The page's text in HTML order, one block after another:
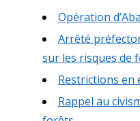
Opération
Arrêté
sur les risques de
Restrictions en
Rappel au